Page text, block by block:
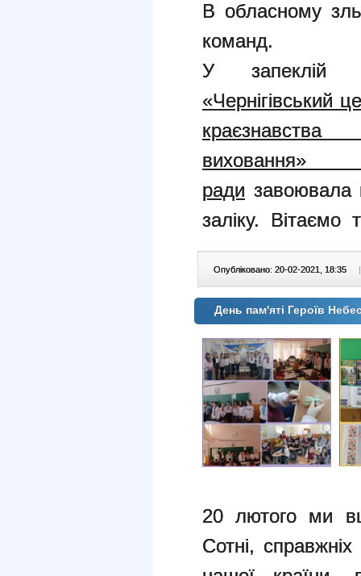
В обласному
команд.
У запеклій
«Чернігівський
краєзнавства
виховання»
ради завоювала
заліку. Вітаємо
Опубліковано: 20-02-2021, 18:35 |
День пам'яті Героїв
20 лютого ми
Сотні, справжніх